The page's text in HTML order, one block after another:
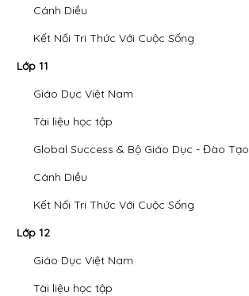
Cánh Diều
Kết Nối Tri Thức Với Cuộc Sống
Lớp 11
Giáo Dục Việt Nam
Tài liệu học tập
Global Success & Bộ Giáo Dục - Đào Tạo
Cánh Diều
Kết Nối Tri Thức Với Cuộc Sống
Lớp 12
Giáo Dục Việt Nam
Tài liệu học tập